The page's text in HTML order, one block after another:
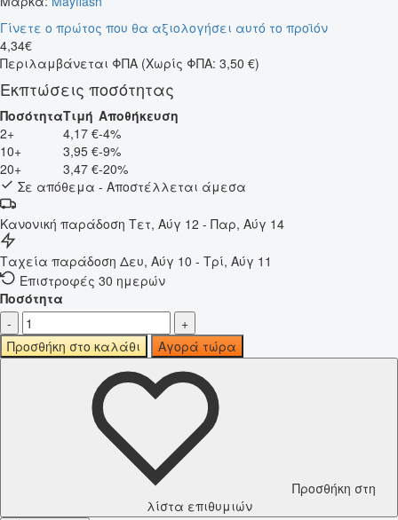
Γίνετε ο πρώτος που θα αξιολογήσει αυτό το προϊόν
4,34€
Περιλαμβάνεται ΦΠΑ (Χωρίς ΦΠΑ: 3,50 €)
Εκπτώσεις ποσότητας
ΠοσότηταΤιμή Αποθήκευση
2+
4,17 €-4%
10+
3,95 €-9%
20+
3,47 €-20%
Σε απόθεμα - Αποστέλλεται άμεσα
Κανονική παράδοση Τετ, Αύγ 12 - Παρ, Αύγ 14
Ταχεία παράδοση Δευ, Αύγ 10 - Τρί, Αύγ 11
Επιστροφές 30 ημερών
Ποσότητα
-
+
Προσθήκη στο καλάθι
Αγορά τώρα
Προσθήκη στη
λίστα επιθυμιών